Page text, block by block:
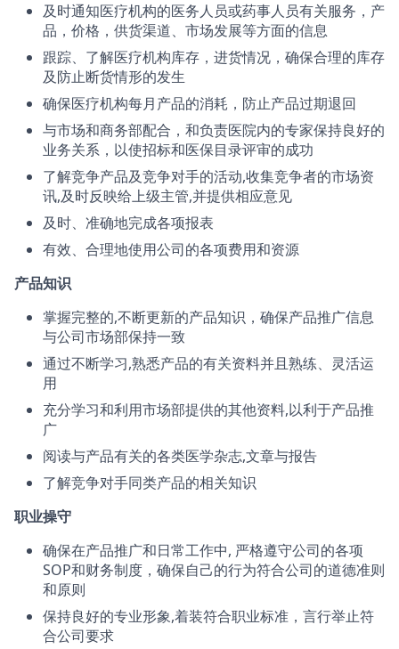
及时通知医疗机构的医务人员或药事人员有关服务，产
品，价格，供货渠道、市场发展等方面的信息
跟踪、了解医疗机构库存，进货情况，确保合理的库存
及防止断货情形的发生
确保医疗机构每月产品的消耗，防止产品过期退回
与市场和商务部配合，和负责医院内的专家保持良好的
业务关系，以使招标和医保目录评审的成功
了解竞争产品及竞争对手的活动,收集竞争者的市场资
讯,及时反映给上级主管,并提供相应意见
及时、准确地完成各项报表
有效、合理地使用公司的各项费用和资源
产品知识
掌握完整的,不断更新的产品知识，确保产品推广信息
与公司市场部保持一致
通过不断学习,熟悉产品的有关资料并且熟练、灵活运
用
充分学习和利用市场部提供的其他资料,以利于产品推
广
阅读与产品有关的各类医学杂志,文章与报告
了解竞争对手同类产品的相关知识
职业操守
确保在产品推广和日常工作中, 严格遵守公司的各项
SOP和财务制度，确保自己的行为符合公司的道德准则
和原则
保持良好的专业形象,着装符合职业标准，言行举止符
合公司要求